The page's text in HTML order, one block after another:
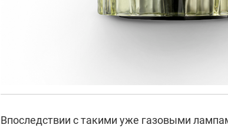
Впоследствии с такими уже газовыми